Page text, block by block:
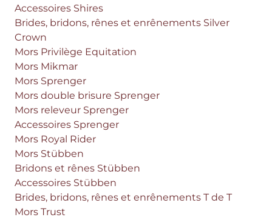
Accessoires Shires
Brides, bridons, rênes et enrênements Silver
Crown
Mors Privilège Equitation
Mors Mikmar
Mors Sprenger
Mors double brisure Sprenger
Mors releveur Sprenger
Accessoires Sprenger
Mors Royal Rider
Mors Stübben
Bridons et rênes Stübben
Accessoires Stübben
Brides, bridons, rênes et enrênements T de T
Mors Trust